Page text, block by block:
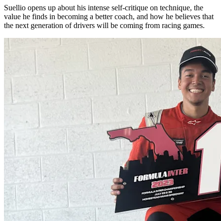
Suellio opens up about his intense self-critique on technique, the
value he finds in becoming a better coach, and how he believes that
the next generation of drivers will be coming from racing games.